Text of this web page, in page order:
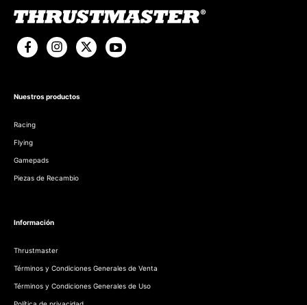
Nuestros productos
Racing
Flying
Gamepads
Piezas de Recambio
Información
Thrustmaster
Términos y Condiciones Generales de Venta
Términos y Condiciones Generales de Uso